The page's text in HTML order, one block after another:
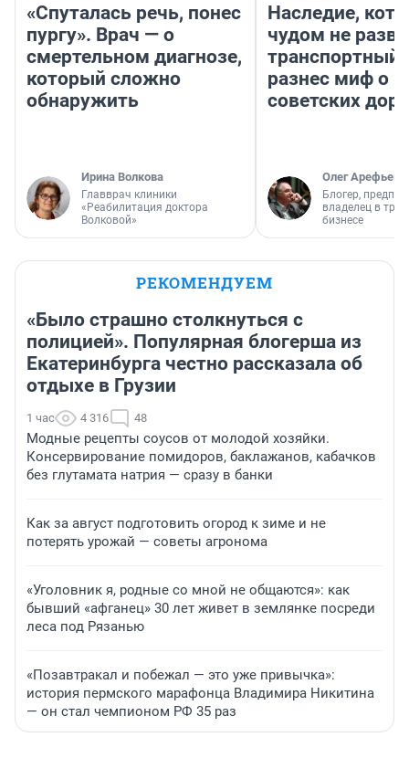
«Спуталась речь, понес
пургу». Врач — о
смертельном диагнозе,
который сложно
обнаружить
Ирина Волкова
Главврач клиники
«Реабилитация доктора
Волковой»
Наследие,
чудом не
транспортный
разнес миф о
советских
Олег Арефьев
Блогер,
владелец в
бизнесе
РЕКОМЕНДУЕМ
«Было страшно столкнуться с
полицией». Популярная блогерша из
Екатеринбурга честно рассказала об
отдыхе в Грузии
1 час 4 316 48
Модные рецепты соусов от молодой хозяйки.
Консервирование помидоров, баклажанов, кабачков
без глутамата натрия — сразу в банки
Как за август подготовить огород к зиме и не
потерять урожай — советы агронома
«Уголовник я, родные со мной не общаются»: как
бывший «афганец» 30 лет живет в землянке посреди
леса под Рязанью
«Позавтракал и побежал — это уже привычка»:
история пермского марафонца Владимира Никитина
— он стал чемпионом РФ 35 раз